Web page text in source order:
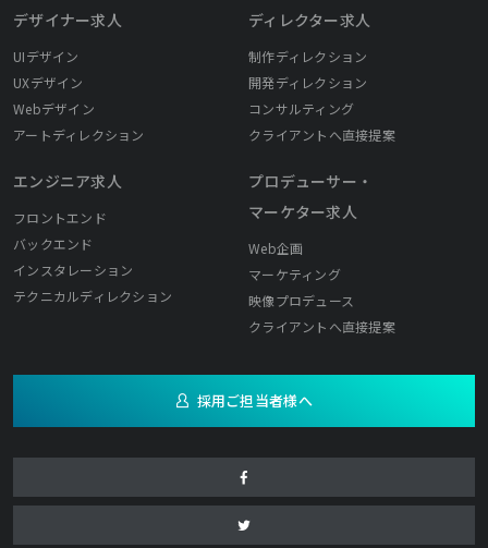
デザイナー求人
UIデザイン
UXデザイン
Webデザイン
アートディレクション
エンジニア求人
フロントエンド
バックエンド
インスタレーション
テクニカルディレクション
ディレクター求人
制作ディレクション
開発ディレクション
コンサルティング
クライアントへ直接提案
プロデューサー・
マーケター求人
Web企画
マーケティング
映像プロデュース
クライアントへ直接提案
採用ご担当者様へ